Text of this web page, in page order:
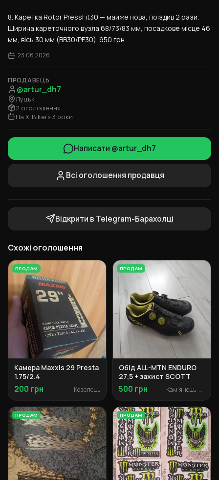
8. Каретка Rotor PressFit30 — майже нова, поїздив 2 рази.
Ширина кареточного вузла 68/73/83 мм, посадкове місце 46
мм, вісь 30 мм (BB30/PF30). 950 грн
23.06.2026
ПРОДАВЕЦЬ
@artur_dh7
Луцьк
2 оголошення
На X-Bikers 3 роки
Написати @artur_dh7
Всі оголошення продавця
Відкрити в Telegram-Барахолці
Схожі оголошення
ПРОДАМ
Камера Maxxis 29 Presta
1.75/2.4
200 грн Козелець
ПРОДАМ
Обід ALL-MTN ENDURO
27,5 + захист SCOTT
500 грн Кам'янець-Подільський
ПРОДАМ ПРОДАМ